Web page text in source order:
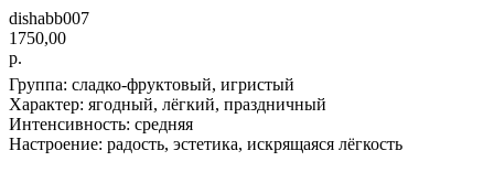
dishabb007
1750,00
р.
Группа: сладко-фруктовый, игристый
Характер: ягодный, лёгкий, праздничный
Интенсивность: средняя
Настроение: радость, эстетика, искрящаяся лёгкость